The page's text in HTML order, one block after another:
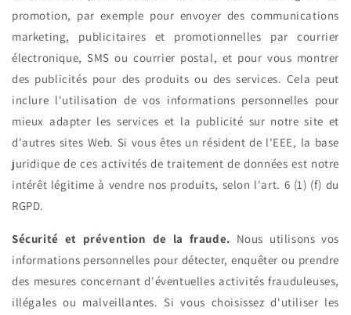
promotion, par exemple pour envoyer des communications
marketing, publicitaires et promotionnelles par courrier
électronique, SMS ou courrier postal, et pour vous montrer
des publicités pour des produits ou des services. Cela peut
inclure l'utilisation de vos informations personnelles pour
mieux adapter les services et la publicité sur notre site et
d'autres sites Web. Si vous êtes un résident de l'EEE, la base
juridique de ces activités de traitement de données est notre
intérêt légitime à vendre nos produits, selon l'art. 6 (1) (f) du
RGPD.
Sécurité et prévention de la fraude. Nous utilisons vos
informations personnelles pour détecter, enquêter ou prendre
des mesures concernant d'éventuelles activités frauduleuses,
illégales ou malveillantes. Si vous choisissez d'utiliser les